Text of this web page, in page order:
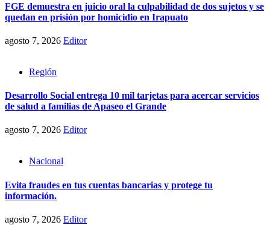
FGE demuestra en juicio oral la culpabilidad de dos sujetos y se
quedan en prisión por homicidio en Irapuato
agosto 7, 2026 Editor
Región
Desarrollo Social entrega 10 mil tarjetas para acercar servicios
de salud a familias de Apaseo el Grande
agosto 7, 2026 Editor
Nacional
Evita fraudes en tus cuentas bancarias y protege tu
información.
agosto 7, 2026 Editor